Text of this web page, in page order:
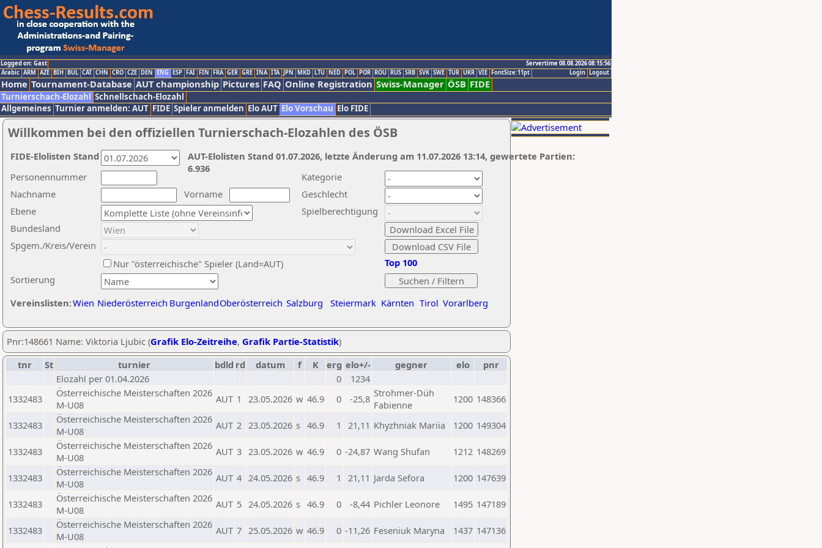
Logged on: Gast
Servertime 08.08.2026 08:15:56
Logout
Login
Arabic ARM AZE BIH BUL CAT CHN CRO CZE DEN ENG ESP FAI FIN FRA GER GRE INA ITA JPN MKD LTU NED POL POR ROU RUS SRB SVK SWE TUR UKR VIE FontSize:11pt
Home Tournament-Database AUT championship Pictures FAQ Online Registration Swiss-Manager ÖSB FIDE
Turnierschach-Elozahl Schnellschach-Elozahl
Allgemeines Turnier anmelden: AUT FIDE Spieler anmelden Elo AUT Elo Vorschau Elo FIDE
Willkommen bei den offiziellen Turnierschach-Elozahlen des ÖSB
Nachname
Vorname
Ebene
Kategorie
Sortierung
Personennummer
Bundesland
Spgem./Kreis/Verein
Geschlecht
Nur "österreichische" Spieler (Land=AUT)
Spielberechtigung
Vereinslisten:Wien Niederösterreich BurgenlandOberösterreich Salzburg Steiermark Kärnten Tirol Vorarlberg
Top 100
AUT-Elolisten Stand 01.07.2026, letzte Änderung am 11.07.2026 13:14, gewertete Partien:
6.936
FIDE-Elolisten Stand
Pnr:148661 Name: Viktoria Ljubic (Grafik Elo-Zeitreihe, Grafik Partie-Statistik)
tnr
St turnier bdld rd datum f K erg elo+/- gegner elo
pnr
Elozahl per 01.04.2026
0
1234
1332483
Österreichische Meisterschaften 2026
M-U08
AUT 1 23.05.2026 w 46.9 0 -25,8 Strohmer-Düh
Fabienne
1200 148366
1332483
Österreichische Meisterschaften 2026
M-U08
AUT 2 23.05.2026 s 46.9 1 21,11 Khyzhniak Mariia 1200 149304
1332483
Österreichische Meisterschaften 2026
M-U08
AUT 3 23.05.2026 w 46.9 0 -24,87 Wang Shufan 1212 148269
1332483
Österreichische Meisterschaften 2026
M-U08
AUT 4 24.05.2026 s 46.9 1 21,11 Jarda Sefora 1200 147639
1332483
Österreichische Meisterschaften 2026
M-U08
AUT 5 24.05.2026 s 46.9 0 -8,44 Pichler Leonore 1495 147189
1332483
Österreichische Meisterschaften 2026
M-U08
AUT 7 25.05.2026 w 46.9 0 -11,26 Feseniuk Maryna 1437 147136